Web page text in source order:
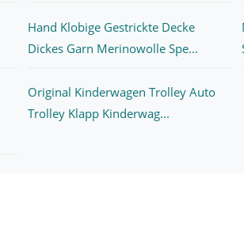
Hand Klobige Gestrickte Decke
Dickes Garn Merinowolle Spe...
Original Kinderwagen Trolley Auto
Trolley Klapp Kinderwag...